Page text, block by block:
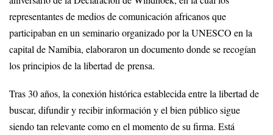
representantes de medios de comunicación africanos que
participaban en un seminario organizado por la UNESCO en la
capital de Namibia, elaboraron un documento donde se recogían
los principios de la libertad de prensa.
Tras 30 años, la conexión histórica establecida entre la libertad de
buscar, difundir y recibir información y el bien público sigue
siendo tan relevante como en el momento de su firma. Está